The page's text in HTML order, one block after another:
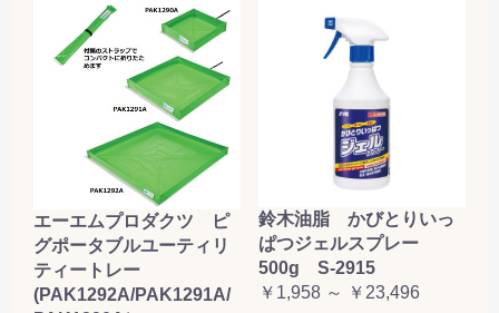
エーエムプロダクツ ピ
グポータブルユーティリ
ティートレー
(PAK1292A/PAK1291A/
鈴木油脂 かびとりいっ
ぱつジェルスプレー
500g S-2915
￥1,958 ～ ￥23,496